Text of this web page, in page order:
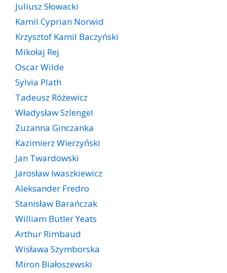
Juliusz Słowacki
Kamil Cyprian Norwid
Krzysztof Kamil Baczyński
Mikołaj Rej
Oscar Wilde
Sylvia Plath
Tadeusz Różewicz
Władysław Szlengel
Zuzanna Ginczanka
Kazimierz Wierzyński
Jan Twardowski
Jarosław Iwaszkiewicz
Aleksander Fredro
Stanisław Barańczak
William Butler Yeats
Arthur Rimbaud
Wisława Szymborska
Miron Białoszewski